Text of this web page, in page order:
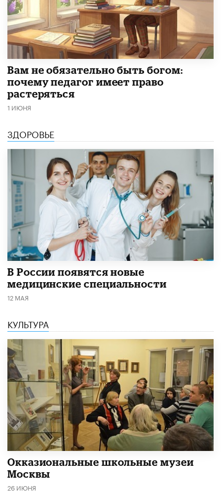
​Вам не обязательно быть богом:
почему педагог имеет право
растеряться
1 ИЮНЯ
ЗДОРОВЬЕ
В России появятся новые
медицинские специальности
12 МАЯ
КУЛЬТУРА
​Окказиональные школьные музеи
Москвы
26 ИЮНЯ